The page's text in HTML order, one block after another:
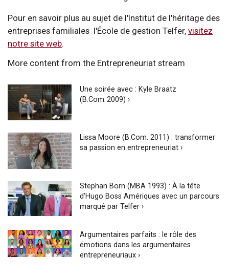
Pour en savoir plus au sujet de l'Institut de l'héritage des
entreprises familiales l'École de gestion Telfer, visitez
notre site web.
More content from the Entrepreneuriat stream
Une soirée avec : Kyle Braatz
(B.Com. 2009) ›
Lissa Moore (B.Com. 2011) : transformer
sa passion en entrepreneuriat ›
Stephan Born (MBA 1993) : À la tête
d’Hugo Boss Amériques avec un parcours
marqué par Telfer ›
Argumentaires parfaits : le rôle des
émotions dans les argumentaires
entrepreneuriaux ›